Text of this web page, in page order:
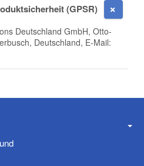
(GPSR)
Deutschland GmbH, Otto-
Deutschland, E-Mail: